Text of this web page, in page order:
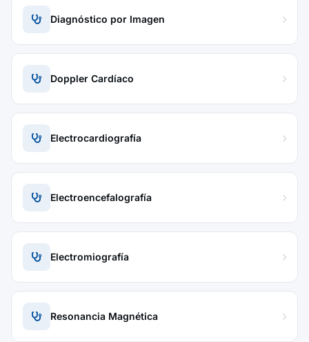
Diagnóstico por Imagen
Doppler Cardíaco
Electrocardiografía
Electroencefalografía
Electromiografía
Resonancia Magnética